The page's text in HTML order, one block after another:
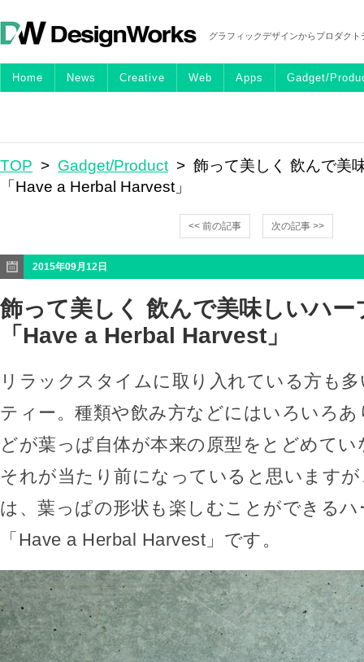
グラフィックデザインからプロダク
Home News Creative Web Apps Gadget/
TOP > Gadget/Product > 飾って美しく 飲んで美
「Have a Herbal Harvest」
<< 前の記事 次の記事 >>
2015年09月12日
飾って美しく 飲んで美味しいハー
「Have a Herbal Harvest」
リラックスタイムに取り入れている方も
ティー。種類や飲み方などにはいろいろ
どが葉っぱ自体が本来の原型をとどめて
それが当たり前になっていると思います
は、葉っぱの形状も楽しむことができる
「Have a Herbal Harvest」です。